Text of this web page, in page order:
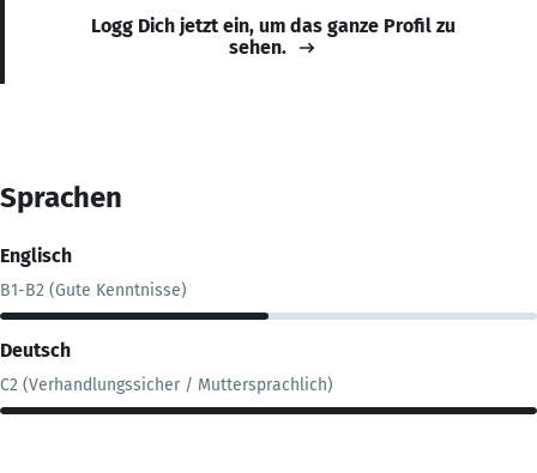
Logg Dich jetzt ein, um das ganze Profil zu
sehen.
Sprachen
Englisch
B1-B2 (Gute Kenntnisse)
Deutsch
C2 (Verhandlungssicher / Muttersprachlich)